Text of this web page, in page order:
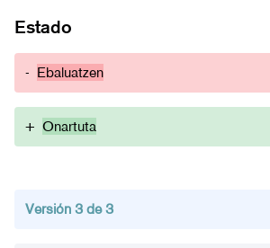
Estado
- Ebaluatzen
+ Onartuta
Versión 3 de 3